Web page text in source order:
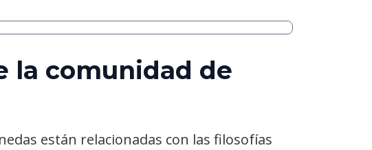
la comunidad de
están relacionadas con las filosofías